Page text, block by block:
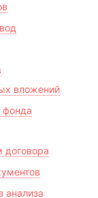
вложений
фонда
договора
анализа